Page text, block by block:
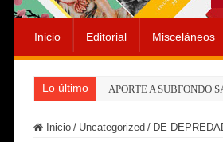
Inicio Editorial Misceláneos
Lo último APORTE A SUBFONDO
Inicio / Uncategorized / DE